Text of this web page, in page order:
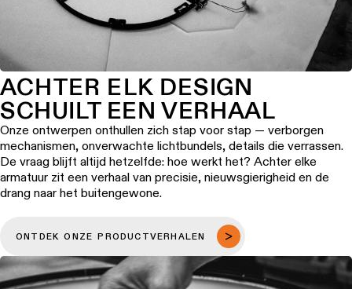
ACHTER ELK DESIGN
SCHUILT EEN VERHAAL
Onze ontwerpen onthullen zich stap voor stap — verborgen
mechanismen, onverwachte lichtbundels, details die verrassen.
De vraag blijft altijd hetzelfde: hoe werkt het? Achter elke
armatuur zit een verhaal van precisie, nieuwsgierigheid en de
drang naar het buitengewone.
ONTDEK ONZE PRODUCTVERHALEN